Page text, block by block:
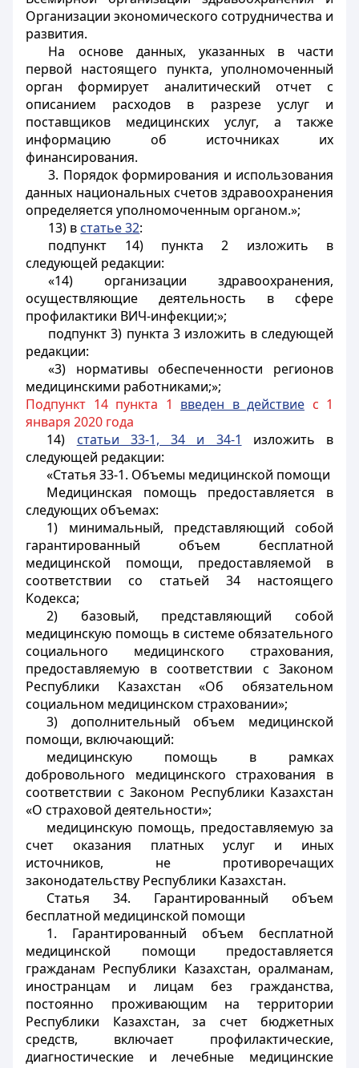
Организации экономического сотрудничества и
развития.
На основе данных, указанных в части
первой настоящего пункта, уполномоченный
орган формирует аналитический отчет с
описанием расходов в разрезе услуг и
поставщиков медицинских услуг, а также
информацию об источниках их
финансирования.
3. Порядок формирования и использования
данных национальных счетов здравоохранения
определяется уполномоченным органом.»;
13) в статье 32:
подпункт 14) пункта 2 изложить в
следующей редакции:
«14) организации здравоохранения,
осуществляющие деятельность в сфере
профилактики ВИЧ-инфекции;»;
подпункт 3) пункта 3 изложить в следующей
редакции:
«3) нормативы обеспеченности регионов
медицинскими работниками;»;
Подпункт 14 пункта 1 введен в действие с 1
января 2020 года
14) статьи 33-1, 34 и 34-1
изложить в
следующей редакции:
«Статья 33-1. Объемы медицинской помощи
Медицинская помощь предоставляется в
следующих объемах:
1) минимальный, представляющий собой
гарантированный объем бесплатной
медицинской помощи, предоставляемой в
соответствии со статьей 34 настоящего
Кодекса;
2) базовый, представляющий собой
медицинскую помощь в системе обязательного
социального медицинского страхования,
предоставляемую в соответствии с Законом
Республики Казахстан «Об обязательном
социальном медицинском страховании»;
3) дополнительный объем медицинской
помощи, включающий:
медицинскую помощь в рамках
добровольного медицинского страхования в
соответствии с Законом Республики Казахстан
«О страховой деятельности»;
медицинскую помощь, предоставляемую за
счет оказания платных услуг и иных
источников, не противоречащих
законодательству Республики Казахстан.
Статья 34. Гарантированный объем
бесплатной медицинской помощи
1. Гарантированный объем бесплатной
медицинской помощи предоставляется
гражданам Республики Казахстан, оралманам,
иностранцам и лицам без гражданства,
постоянно проживающим на территории
Республики Казахстан, за счет бюджетных
средств, включает профилактические,
диагностические и лечебные медицинские